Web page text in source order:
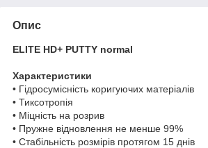
Опис
ELITE HD+ PUTTY normal
Характеристики
• Гідросумісність коригуючих матеріалів
• Тиксотропія
• Міцність на розрив
• Пружне відновлення не менше 99%
• Стабільність розмірів протягом 15 днів